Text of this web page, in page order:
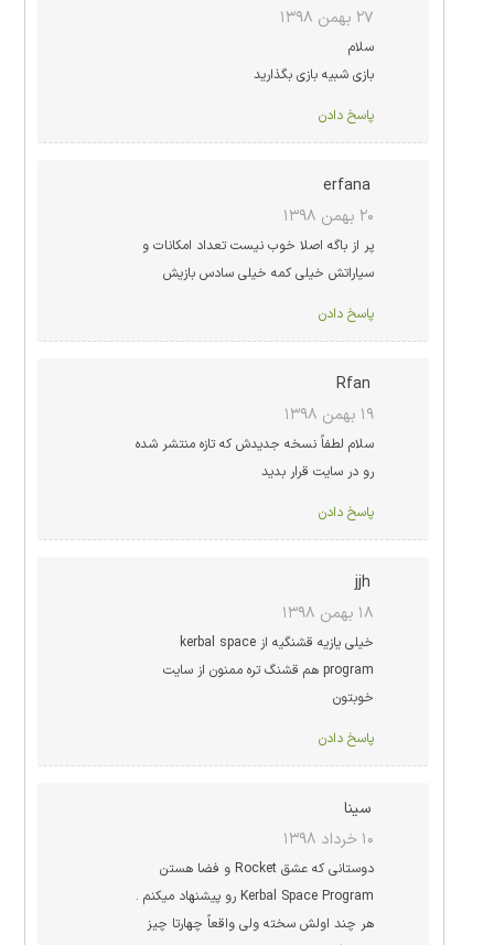
۲۷ بهمن ۱۳۹۸
سلام
بازی شبیه بازی بگذارید
پاسخ دادن
erfana
۲۰ بهمن ۱۳۹۸
پر از باگه اصلا خوب نیست تعداد امکانات و
سیاراتش خیلی کمه خیلی سادس بازیش
پاسخ دادن
Rfan
۱۹ بهمن ۱۳۹۸
سلام لطفاً نسخه جدیدش که تازه منتشر شده
رو در سایت قرار بدید
پاسخ دادن
jjh
۱۸ بهمن ۱۳۹۸
خیلی یازیه قشنگیه از kerbal space
program هم قشنگ تره ممنون از سایت
خوبتون
پاسخ دادن
سینا
۱۰ خرداد ۱۳۹۸
دوستانی که عشق Rocket و فضا هستن
Kerbal Space Program رو پیشنهاد میکنم .
هر چند اولش سخته ولی واقعاً چهارتا چیز